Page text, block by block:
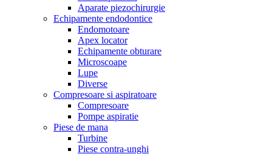
Aparate piezochirurgie
Echipamente endodontice
Endomotoare
Apex locator
Echipamente obturare
Microscoape
Lupe
Diverse
Compresoare si aspiratoare
Compresoare
Pompe aspiratie
Piese de mana
Turbine
Piese contra-unghi